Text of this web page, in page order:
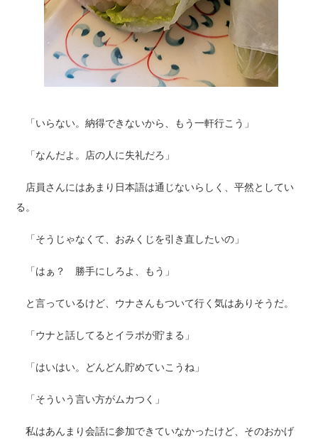
「いらない。納得できないから、もう一軒行こう」
「なんだよ。店の人に失礼だろ」
店員さんにはあまり日本語は通じないらしく、平然としてい
る。
「そうじゃなくて、おみくじを引き直したいの」
「はぁ？ 勝手にしろよ、もう」
と言っているけど、ウナさんもついて行く気はありそうだ。
「ウナと話してるとイラポが貯まる」
「はいはい。どんどん貯めていこうね」
「そういう言い方がムカつく」
私はあんまり会話に参加できていなかったけど、そのおかげ